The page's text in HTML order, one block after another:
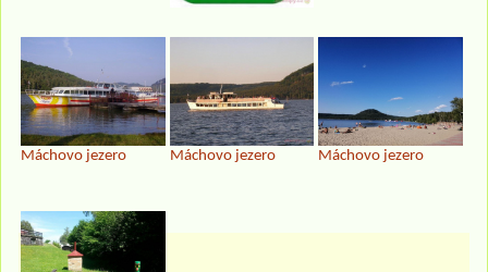
Máchovo jezero Máchovo jezero Máchovo jezero